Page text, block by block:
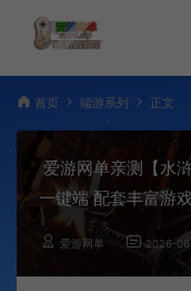
首页 端游系列 正文
爱游网单亲测【水
一键端 配套丰富游
爱游网单 2026-